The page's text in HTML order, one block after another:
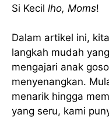
Si Kecil lho, Moms!
Dalam artikel ini,
langkah mudah
mengajari anak
menyenangkan.
menarik hingga
yang seru, kami